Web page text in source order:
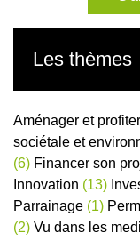
Les thèmes
Aménager et profiter
sociétale et
(6) Financer son
Innovation (13)
Parrainage (1)
(2) Vu dans les